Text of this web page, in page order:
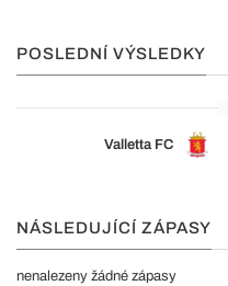
POSLEDNÍ VÝSLEDKY
Valletta FC
NÁSLEDUJÍCÍ ZÁPASY
nenalezeny žádné zápasy